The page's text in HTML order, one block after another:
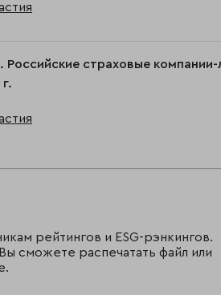
Российские страховые
рейтингов и ESG-рэнкингов.
сможете распечатать файл или